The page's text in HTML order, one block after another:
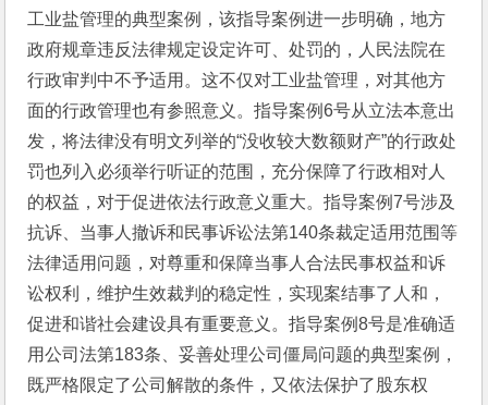
工业盐管理的典型案例，该指导案例进一步明确，地方
政府规章违反法律规定设定许可、处罚的，人民法院在
行政审判中不予适用。这不仅对工业盐管理，对其他方
面的行政管理也有参照意义。指导案例6号从立法本意出
发，将法律没有明文列举的“没收较大数额财产”的行政处
罚也列入必须举行听证的范围，充分保障了行政相对人
的权益，对于促进依法行政意义重大。指导案例7号涉及
抗诉、当事人撤诉和民事诉讼法第140条裁定适用范围等
法律适用问题，对尊重和保障当事人合法民事权益和诉
讼权利，维护生效裁判的稳定性，实现案结事了人和，
促进和谐社会建设具有重要意义。指导案例8号是准确适
用公司法第183条、妥善处理公司僵局问题的典型案例，
既严格限定了公司解散的条件，又依法保护了股东权